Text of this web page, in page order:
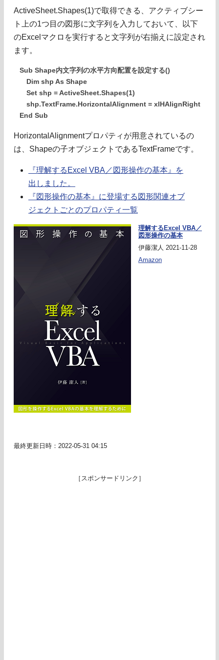
ActiveSheet.Shapes(1)で取得できる、アクティブシー
ト上の1つ目の図形に文字列を入力しておいて、以下
のExcelマクロを実行すると文字列が右揃えに設定され
ます。
Sub Shape内文字列の水平方向配置を設定する()
Dim shp As Shape
Set shp = ActiveSheet.Shapes(1)
shp.TextFrame.HorizontalAlignment = xlHAlignRight
End Sub
HorizontalAlignmentプロパティが用意されているの
は、Shapeの子オブジェクトであるTextFrameです。
『理解するExcel VBA／図形操作の基本』を
出しました。
『図形操作の基本』に登場する図形関連オブ
ジェクトごとのプロパティ一覧
理解するExcel VBA／
図形操作の基本
伊藤潔人 2021-11-28
Amazon
最終更新日時：2022-05-31 04:15
［スポンサードリンク］